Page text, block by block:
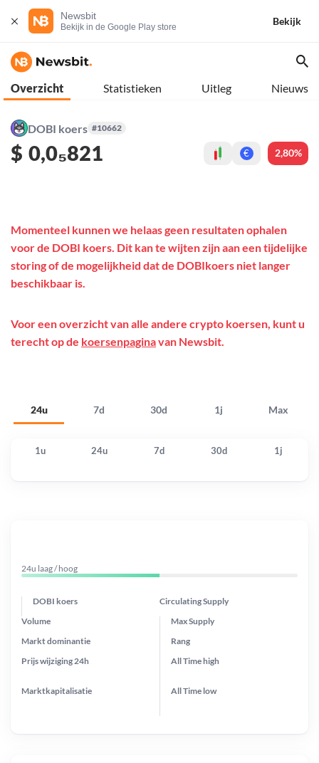
Newsbit
Bekijk in de Google Play store
Bekijk
Overzicht Statistieken Uitleg Nieuws
DOBI koers #10662
$ 0,0₅821 € 2,80%
24u 7d 30d 1j Max
Momenteel kunnen we helaas geen resultaten ophalen
voor de DOBI koers. Dit kan te wijten zijn aan een tijdelijke
storing of de mogelijkheid dat de DOBIkoers niet langer
beschikbaar is.
Voor een overzicht van alle andere crypto koersen, kunt u
terecht op de koersenpaginavan Newsbit.
1u 24u 7d 30d 1j
24u laag / hoog
DOBI koers Circulating Supply
Prijs wijziging 24h
Max Supply
Markt dominantie
Marktkapitalisatie
Volume
Rang
All Timehigh
All Time low